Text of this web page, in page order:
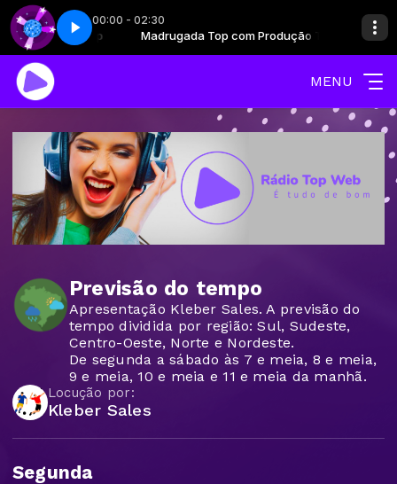
00:00 - 02:30
Produção Top Madrugada Top com Produção Top
novo - Parte 6 Vale a pena ouvir de novo - Parte 6
MENU
Previsão do tempo
Apresentação Kleber Sales. A previsão do
tempo dividida por região: Sul, Sudeste,
Centro-Oeste, Norte e Nordeste.
De segunda a sábado às 7 e meia, 8 e meia,
9 e meia, 10 e meia e 11 e meia da manhã.
Locução por:
Kleber Sales
Segunda